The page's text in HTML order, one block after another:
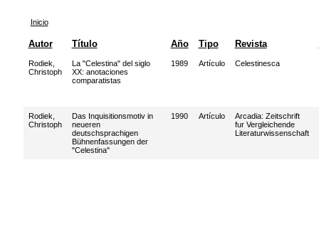
Inicio
Autor Título Año Tipo Revista
Rodiek,
Christoph
La "Celestina" del siglo
XX: anotaciones
comparatistas
1989 Artículo Celestinesca
Rodiek,
Christoph
Das Inquisitionsmotiv in
neueren
deutschsprachigen
Bühnenfassungen der
"Celestina"
1990 Artículo
Arcadia: Zeitschrift
fur Vergleichende
Literaturwissenschaft